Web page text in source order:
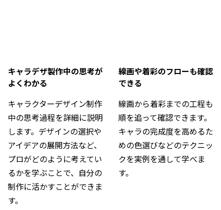
キャラデザ製作中の思考が
よくわかる
キャラクターデザイン制作
中の思考過程を詳細に説明
します。デザインの選択や
アイデアの展開方法など、
プロがどのように考えてい
るかを学ぶことで、自分の
制作に活かすことができま
す。
線画や着彩のフローも確認
できる
線画から着彩までの工程も
順を追って確認できます。
キャラの完成度を高めるた
めの色選びなどのテクニッ
クを実例を通して学べま
す。